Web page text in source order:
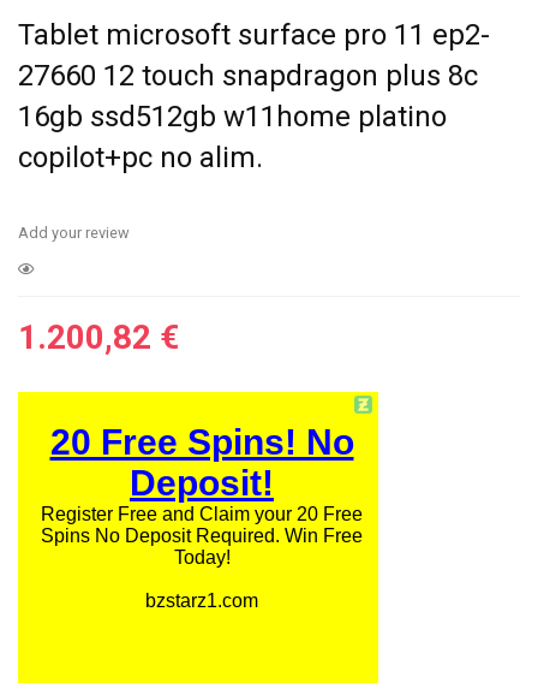
Tablet microsoft surface pro 11 ep2-
27660 12 touch snapdragon plus 8c
16gb ssd512gb w11home platino
copilot+pc no alim.
Add your review
1.200,82 €